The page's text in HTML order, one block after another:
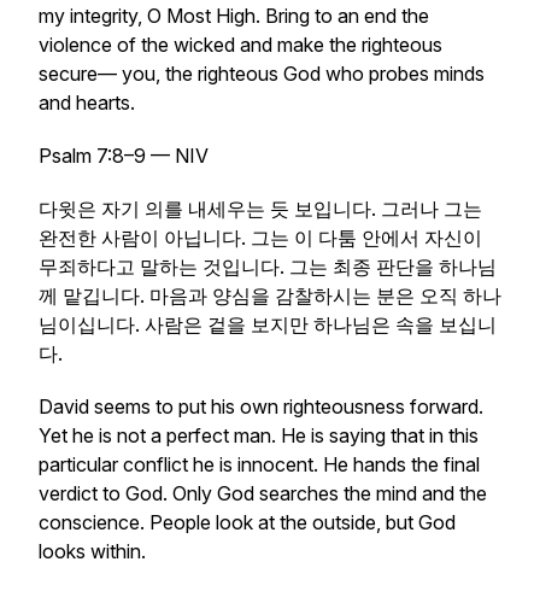
my integrity, O Most High. Bring to an end the
violence of the wicked and make the righteous
secure— you, the righteous God who probes minds
and hearts.
Psalm 7:8–9 — NIV
다윗은 자기 의를 내세우는 듯 보입니다. 그러나 그는
완전한 사람이 아닙니다. 그는 이 다툼 안에서 자신이
무죄하다고 말하는 것입니다. 그는 최종 판단을 하나님
께 맡깁니다. 마음과 양심을 감찰하시는 분은 오직 하나
님이십니다. 사람은 겉을 보지만 하나님은 속을 보십니
다.
David seems to put his own righteousness forward.
Yet he is not a perfect man. He is saying that in this
particular conflict he is innocent. He hands the final
verdict to God. Only God searches the mind and the
conscience. People look at the outside, but God
looks within.